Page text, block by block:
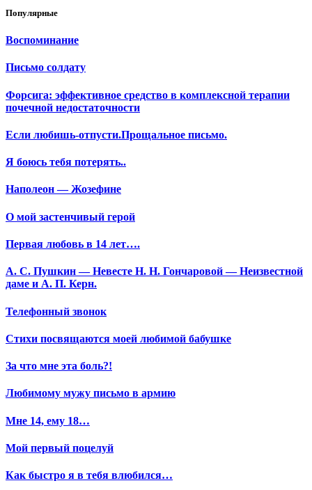
Популярные
Воспоминание
Письмо солдату
Форсига: эффективное средство в комплексной терапии
почечной недостаточности
Если любишь-отпусти.Прощальное письмо.
Я боюсь тебя потерять..
Наполеон — Жозефине
О мой застенчивый герой
Первая любовь в 14 лет….
А. С. Пушкин — Невесте Н. Н. Гончаровой — Неизвестной
даме и А. П. Керн.
Телефонный звонок
Стихи посвящаются моей любимой бабушке
За что мне эта боль?!
Любимому мужу письмо в армию
Мне 14, ему 18…
Мой первый поцелуй
Как быстро я в тебя влюбился…